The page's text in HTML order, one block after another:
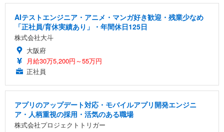
AIテストエンジニア・アニメ・マンガ好き歓迎・残業少なめ
「正社員/育休実績あり」・年間休日125日
株式会社大斗
大阪府
月給30万5,200円～55万円
正社員
アプリのアップデート対応・モバイルアプリ開発エンジニ
ア・人柄重視の採用・活気のある職場
株式会社プロジェクトトリガー